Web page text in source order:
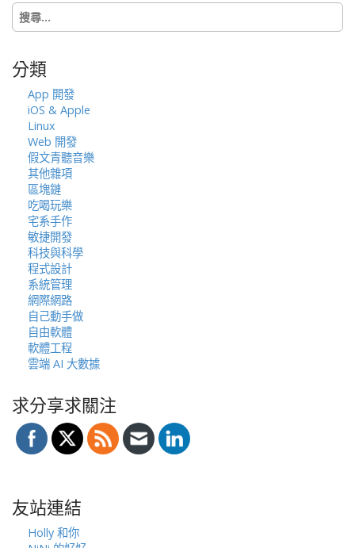
o
n
搜
尋
字:
分類
App 開發
iOS & Apple
Linux
Web 開發
假文青聽音樂
其他雜項
區塊鏈
吃喝玩樂
宅系手作
敏捷開發
科技與科學
程式設計
系統管理
網際網路
自己動手做
自由軟體
軟體工程
雲端 AI 大數據
求分享求關注
友站連結
Holly 和你